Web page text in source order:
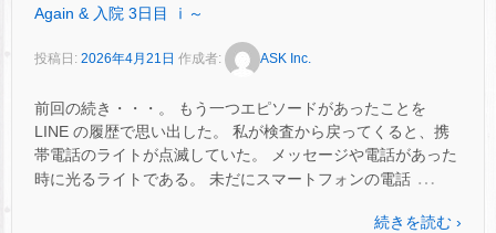
Again & 入院 3日目 ⅰ～
投稿日: 2026年4月21日 作成者: ASK Inc.
前回の続き・・・。 もう一つエピソードがあったことを
LINE の履歴で思い出した。 私が検査から戻ってくると、携
帯電話のライトが点滅していた。 メッセージや電話があった
時に光るライトである。 未だにスマートフォンの電話 …
続きを読む ›